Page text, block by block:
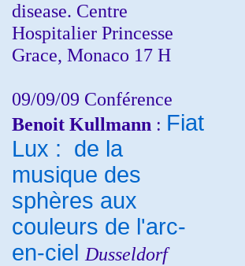
disease. Centre
Hospitalier Princesse
Grace, Monaco 17 H
09/09/09 Conférence
Benoit Kullmann : Fiat
Lux : de la
musique des
sphères aux
couleurs de l'arc-
en-ciel Dusseldorf